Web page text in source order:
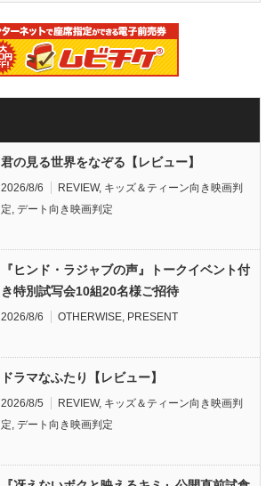
君の見る世界をなぞる【レビュー】
2026/8/6 REVIEW, キッズ＆ティーン向き映画判
定 デート向き映画判定
『ヒンド・ラジャブの声』トークイベント付
き特別試写会10組20名様ご招待
2026/8/6 OTHERWISE PRESENT
ドラマなふたり【レビュー】
2026/8/5 REVIEW, キッズ＆ティーン向き映画判
定 デート向き映画判定